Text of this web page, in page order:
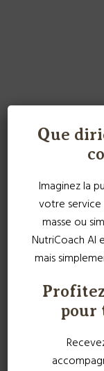
Que
Imaginez la
votre
masse ou
NutriCoach AI
mais
pour